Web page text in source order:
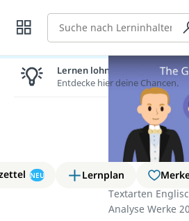
Suche
NEU Lernplan
Textarten
Analyse Werke
Lernen lohnt sich!
Entdecke hier deine Chancen.